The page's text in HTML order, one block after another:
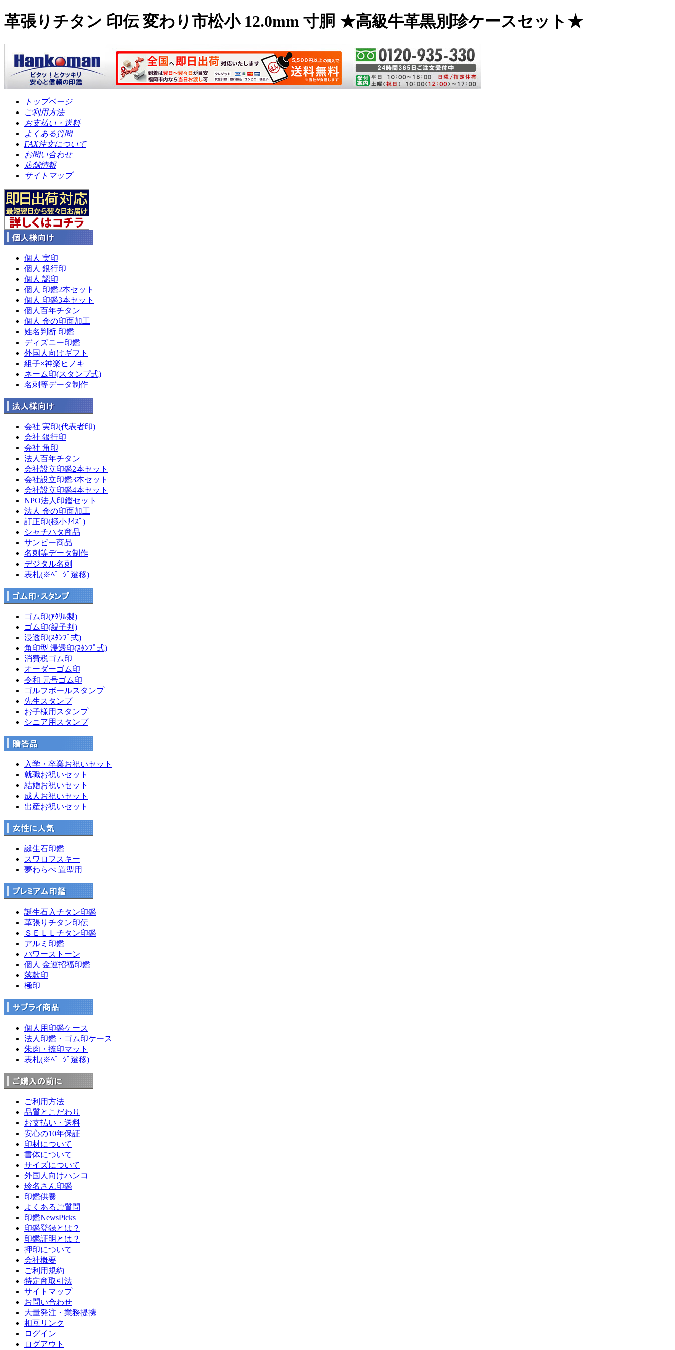
革張りチタン 印伝 変わり市松小 12.0mm 寸胴 ★高級牛革黒別珍ケースセット★
トップページ
ご利用方法
お支払い・送料
よくある質問
FAX注文について
お問い合わせ
店舗情報
サイトマップ
個人 実印
個人 銀行印
個人 認印
個人 印鑑2本セット
個人 印鑑3本セット
個人百年チタン
個人 金の印面加工
姓名判断 印鑑
ディズニー印鑑
外国人向けギフト
組子×神楽ヒノキ
ネーム印(スタンプ式)
名刺等データ制作
会社 実印(代表者印)
会社 銀行印
会社 角印
法人百年チタン
会社設立印鑑2本セット
会社設立印鑑3本セット
会社設立印鑑4本セット
NPO法人印鑑セット
法人 金の印面加工
訂正印(極小ｻｲｽﾞ)
シャチハタ商品
サンビー商品
名刺等データ制作
デジタル名刺
表札(※ﾍﾟｰｼﾞ遷移)
ゴム印(ｱｸﾘﾙ製)
ゴム印(親子判)
浸透印(ｽﾀﾝﾌﾟ式)
角印型 浸透印(ｽﾀﾝﾌﾟ式)
消費税ゴム印
オーダーゴム印
令和 元号ゴム印
ゴルフボールスタンプ
先生スタンプ
お子様用スタンプ
シニア用スタンプ
入学・卒業お祝いセット
就職お祝いセット
結婚お祝いセット
成人お祝いセット
出産お祝いセット
誕生石印鑑
スワロフスキー
夢わらべ 置型用
誕生石入チタン印鑑
革張りチタン印伝
ＳＥＬＬチタン印鑑
アルミ印鑑
パワーストーン
個人 金運招福印鑑
落款印
極印
個人用印鑑ケース
法人印鑑・ゴム印ケース
朱肉・捺印マット
表札(※ﾍﾟｰｼﾞ遷移)
ご利用方法
品質とこだわり
お支払い・送料
安心の10年保証
印材について
書体について
サイズについて
外国人向けハンコ
珍名さん印鑑
印鑑供養
よくあるご質問
印鑑NewsPicks
印鑑登録とは？
印鑑証明とは？
押印について
会社概要
ご利用規約
特定商取引法
サイトマップ
お問い合わせ
大量発注・業務提携
相互リンク
ログイン
ログアウト